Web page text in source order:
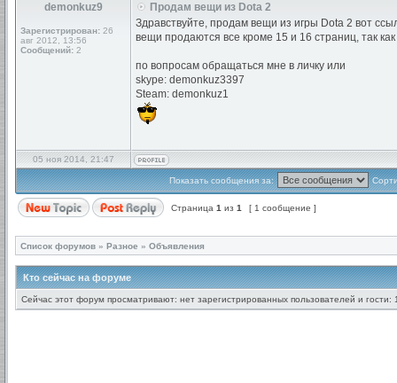
demonkuz9
Зарегистрирован: 26
авг 2012, 13:56
Сообщений: 2
Продам вещи из Dota 2
Здравствуйте, продам вещи из игры Dota 2 вот
вещи продаются все кроме 15 и 16 страниц, так
по вопросам обращаться мне в личку или
skype: demonkuz3397
Steam: demonkuz1
05 ноя 2014, 21:47
Показать сообщения за:
Страница 1 из 1 [ 1 сообщение ]
Список форумов » Разное » Объявления
Кто сейчас на форуме
Сейчас этот форум просматривают: нет зарегистрированных пользователей и гости: